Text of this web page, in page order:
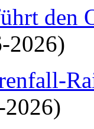
den
2026)